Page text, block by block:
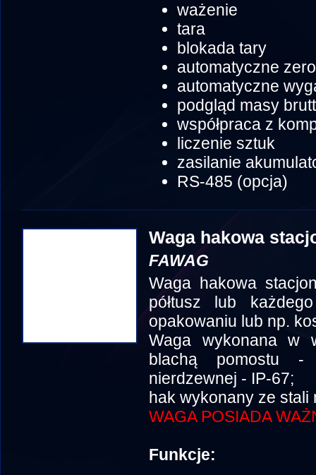
ważenie
tara
blokada tary
automatyczne
automatyczne
podgląd masy
współpraca z
liczenie sztuk
zasilanie
RS-485 (opcja)
Waga hakowa
FAWAG
Waga hakowa
półtusz lub
opakowaniu lub np.
Waga wykonana w
blachą pomostu -
nierdzewnej - IP-67;
hak wykonany ze
WAGA POSIADA
Funkcje: